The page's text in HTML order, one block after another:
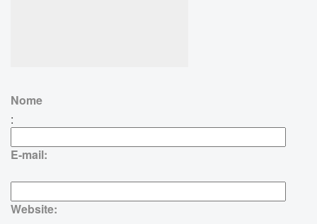
Nome
:
E-mail:
Website: